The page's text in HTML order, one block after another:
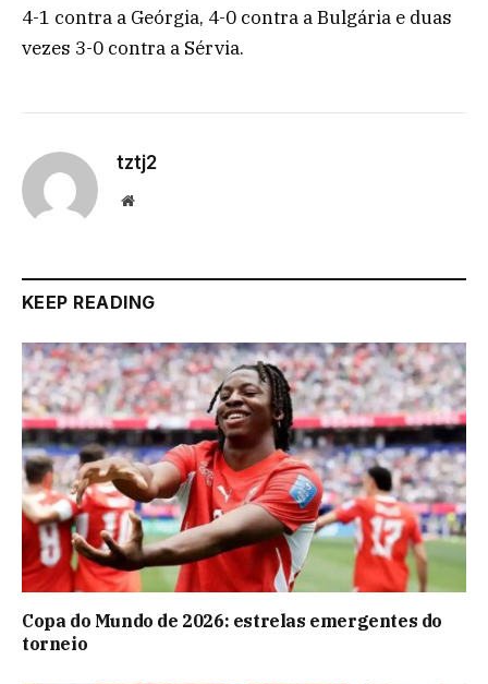
4-1 contra a Geórgia, 4-0 contra a Bulgária e duas
vezes 3-0 contra a Sérvia.
tztj2
Website
KEEP READING
Copa do Mundo de 2026: estrelas emergentes do
torneio